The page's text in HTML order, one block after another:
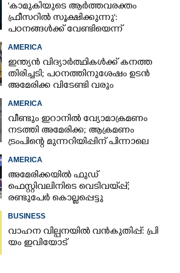
'കാമുകിയുടെ ആർത്തവരക്തം
ഫ്രീസറിൽ സൂക്ഷിക്കുന്നു':
പഠനങ്ങൾക്ക് വേണ്ടിയെന്ന്
ജോൺസന്റെ പോസ്റ്റ്
AMERICA
ഇന്ത്യൻ വിദ്യാർത്ഥികൾക്ക് കനത്ത
തിരിച്ചടി; പഠനത്തിനുശേഷം ഉടൻ
അമേരിക്ക വിടേണ്ടി വരും
AMERICA
വീണ്ടും ഇറാനിൽ വ്യോമാക്രമണം
നടത്തി അമേരിക്ക; ആക്രമണം
ട്രംപിന്റെ മുന്നറിയിപ്പിന് പിന്നാലെ
AMERICA
അമേരിക്കയിൽ ഫുഡ്
ഫെസ്റ്റിവലിനിടെ വെടിവയ്‌പ്പ്;
രണ്ടുപേർ കൊല്ലപ്പെട്ടു
BUSINESS
വാഹന വില്പനയിൽ വൻകുതിപ്പ്: പ്രി​
യം ഇവിയോട്